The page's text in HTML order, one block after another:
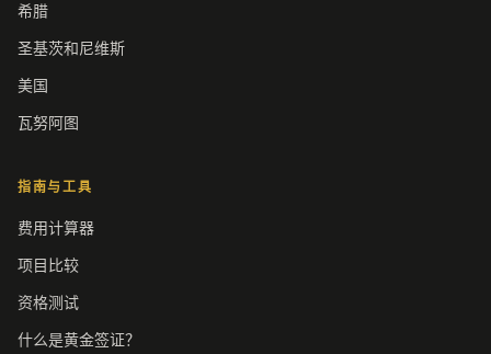
希腊
圣基茨和尼维斯
美国
瓦努阿图
指南与工具
费用计算器
项目比较
资格测试
什么是黄金签证？